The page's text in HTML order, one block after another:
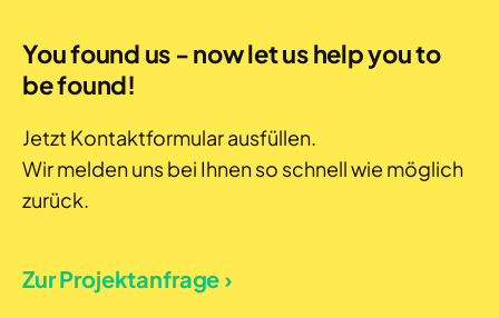
You found us - now let us help you to
be found!
Jetzt Kontaktformular ausfüllen.
Wir melden uns bei Ihnen so schnell wie möglich
zurück.
Zur Projektanfrage ›